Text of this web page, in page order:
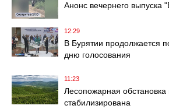
Анонс вечернего выпуска
12:29
В Бурятии продолжается
дню голосования
11:23
Лесопожарная обстановка
стабилизирована